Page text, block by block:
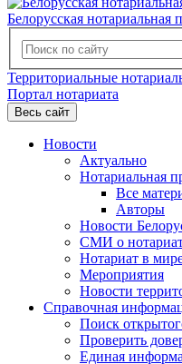
Белорусская нотариальная
Территориальные
Портал нотариата
Весь сайт
Новости
Актуально
Нотариальная
Все
Авторы
Новости
СМИ о
Нотариат в
Мероприятия
Новости
Справочная
Поиск
Проверить
Единая